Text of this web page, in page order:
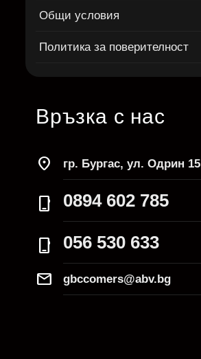
Общи условия
Политика за поверителност
Връзка с нас
location_on гр. Бургас, ул. Одрин 15
phone_iphone 0894 602 785
phone_iphone 056 530 633
Mail gbccomers@abv.bg